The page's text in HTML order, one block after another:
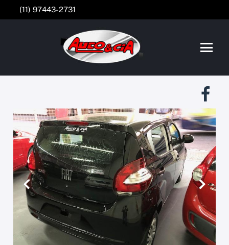
(11) 97443-2731
Anterior Próximo